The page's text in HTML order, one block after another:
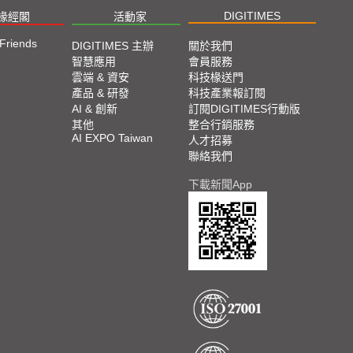
經閣 活動家 DIGITIMES
DIGITIMES 主辦
智慧應用
雲端 & 資安
產品 & 研發
AI & 創新
其他
AI EXPO Taiwan
關於我們
會員服務
科技椽送門
科技產業報訂閱
訂閱DIGITIMES行動版
整合行銷服務
人才招募
聯絡我們
下載新聞App